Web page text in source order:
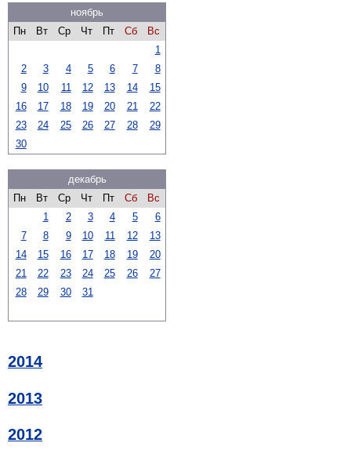
ноябрь
Пн
Вт Ср Чт Пт Сб
Вс
1
2
3 4 5 6 7
8
9
10 11 12 13 14
15
16
17 18 19 20 21
22
23
24 25 26 27 28
29
30
декабрь
Пн
Вт Ср Чт Пт Сб
Вс
1
2 3 4 5
6
7
8 9 10 11 12
13
14
15 16 17 18 19
20
21
22 23 24 25 26
27
28
29 30 31
2014
2013
2012